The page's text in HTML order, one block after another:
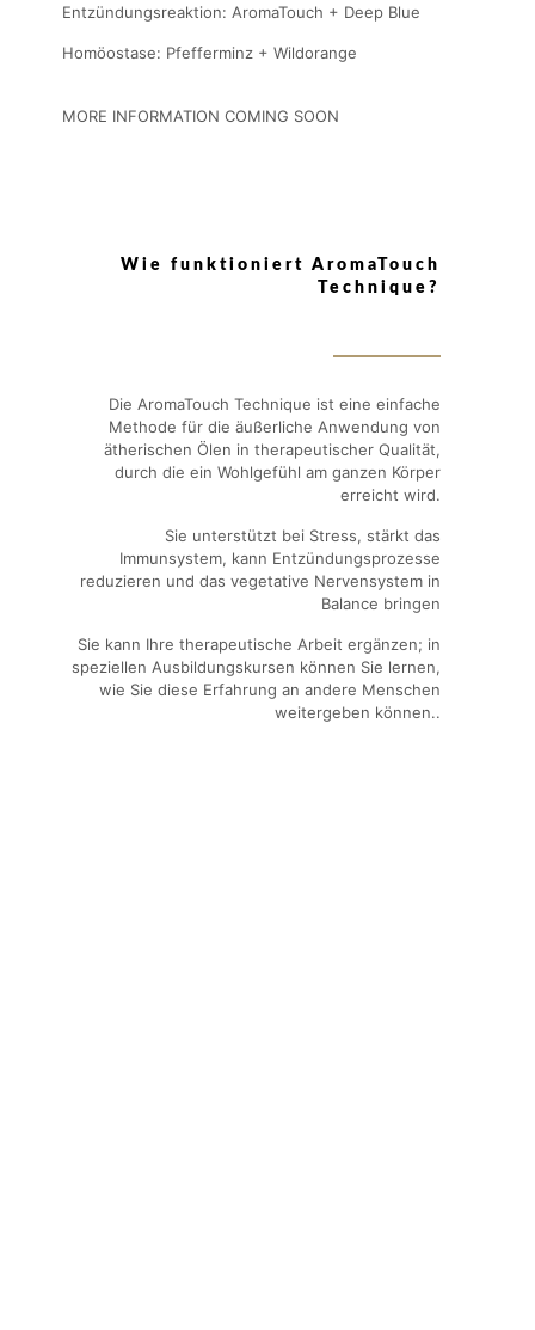
Entzündungsreaktion: AromaTouch + Deep Blue
Homöostase: Pfefferminz + Wildorange
MORE INFORMATION COMING SOON
Wie funktioniert AromaTouch
Technique?
Die AromaTouch Technique ist eine einfache
Methode für die äußerliche Anwendung von
ätherischen Ölen in therapeutischer Qualität,
durch die ein Wohlgefühl am ganzen Körper
erreicht wird.
Sie unterstützt bei Stress, stärkt das
Immunsystem, kann Entzündungsprozesse
reduzieren und das vegetative Nervensystem in
Balance bringen
Sie kann Ihre therapeutische Arbeit ergänzen; in
speziellen Ausbildungskursen können Sie lernen,
wie Sie diese Erfahrung an andere Menschen
weitergeben können..